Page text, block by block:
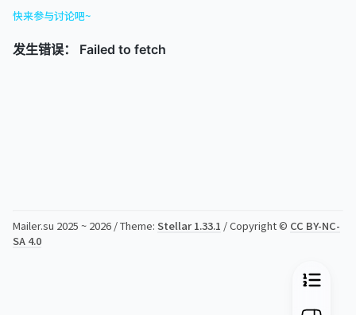
快来参与讨论吧~
Mailer.su 2025 ~ 2026 / Theme: Stellar 1.33.1 / Copyright © CC BY-NC-
SA 4.0